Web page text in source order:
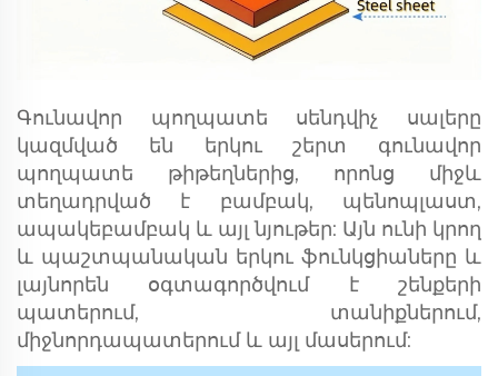
Գունավոր պողպատե սենդվիչ սալերը
կազմված են երկու շերտ գունավոր
պողպատե թիթեղներից, որոնց միջև
տեղադրված է բամբակ, պենոպլաստ,
ապակեբամբակ և այլ նյութեր: Այն ունի կրող
և պաշտպանական երկու ֆունկցիաները և
լայնորեն օգտագործվում է շենքերի
պատերում, տանիքներում,
միջնորդապատերում և այլ մասերում: